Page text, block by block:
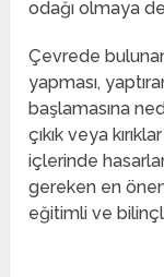
odağı olmaya
Çevrede
yapması,
başlamasına
çıkık veya
içlerinde
gereken en
eğitimli ve